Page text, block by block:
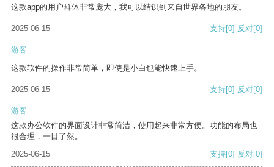
这款app的用户群体非常庞大，我可以结识到来自世界各地的朋友。
2025-06-15 支持[0] 反对[0]
游客
这款软件的操作非常简单，即使是小白也能快速上手。
2025-06-15 支持[0] 反对[0]
游客
这款办公软件的界面设计非常简洁，使用起来非常方便。功能的布局也
很合理，一目了然。
2025-06-15
支持[0] 反对[0]